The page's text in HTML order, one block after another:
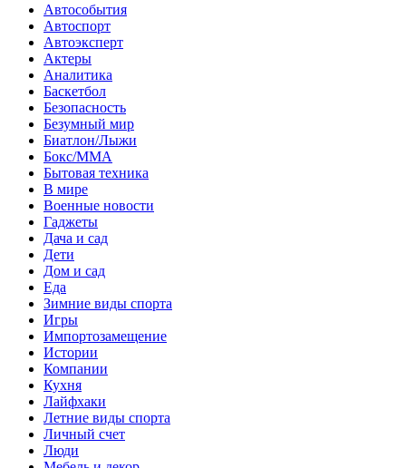
Автособытия
Автоспорт
Автоэксперт
Актеры
Аналитика
Баскетбол
Безопасность
Безумный мир
Биатлон/Лыжи
Бокс/MMA
Бытовая техника
В мире
Военные новости
Гаджеты
Дача и сад
Дети
Дом и сад
Еда
Зимние виды спорта
Игры
Импортозамещение
Истории
Компании
Кухня
Лайфхаки
Летние виды спорта
Личный счет
Люди